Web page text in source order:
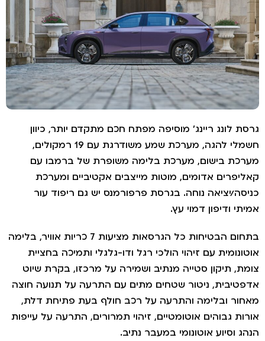
גרסת לונג ריינג' מוסיפה מפתח חכם מתקדם יותר, כיוון
חשמלי להגה, מערכת שמע משודרגת עם 19 רמקולים,
מערכת בישום, מערכת בלימה משופרת של ברמבו עם
קאליפרים אדומים, מוטות מייצבים אקטיביים ומערכת
כניסה/יציאה נוחה. בגרסת פרפורמנס יש גם ריפוד עור
אמיתי ודיפון דמוי עץ.
בתחום הבטיחות כל הגרסאות מציעות 7 כריות אוויר, בלימה
אוטונומית עם זיהוי הולכי רגל ודו-גלגלי ותמיכה בחציית
צומת, תיקון סטייה מנתיב ושמירה על מרכזו, בקרת שיוט
אדפטיבית, ניטור שטחים מתים עם התרעה על תנועה חוצה
מאחור ובלימה והתרעה על רכב חולף בעת פתיחת דלת,
אורות גבוהים אוטומטיים, זיהוי תמרורים, התרעה על עייפות
הנהג וסיוע אוטונומי במעבר נתיב.